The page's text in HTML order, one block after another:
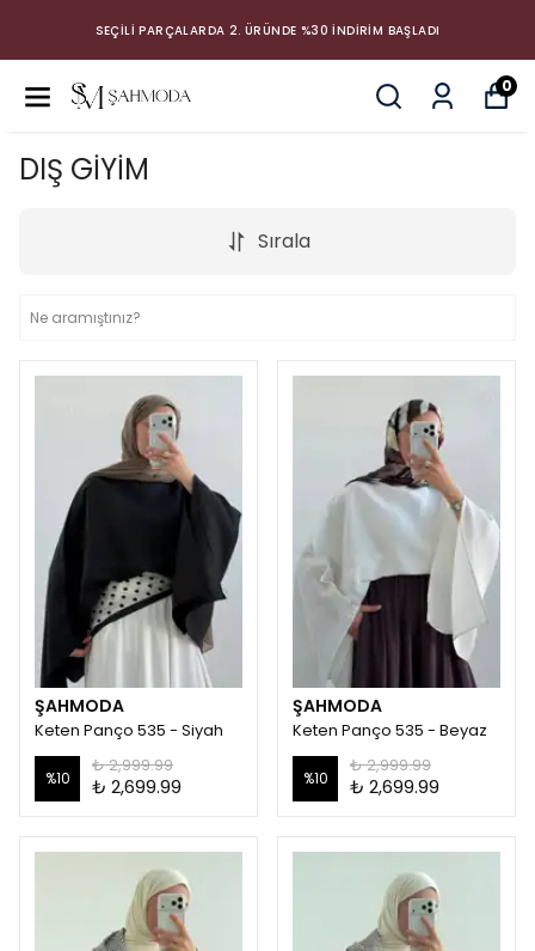
SEÇİLİ PARÇALARDA 2. ÜRÜNDE %30 İNDİRİM BAŞLADI
0
DIŞ GİYİM
Sırala
ŞAHMODA
Keten Panço 535 - Siyah
%10
₺ 2,999.99
₺ 2,699.99
ŞAHMODA
Keten Panço 535 - Beyaz
%10
₺ 2,999.99
₺ 2,699.99